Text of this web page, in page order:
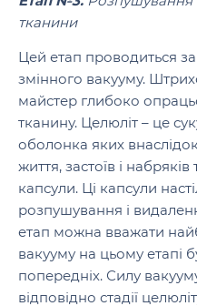
тканини
Цей етап проводиться
змінного вакууму.
майстер глибоко
тканину. Целюліт – це
оболонка яких
життя, застоїв і
капсули. Ці капсули
розпушування і
етап можна вважати
вакууму на цьому етапі
попередніх. Силу
відповідно стадії